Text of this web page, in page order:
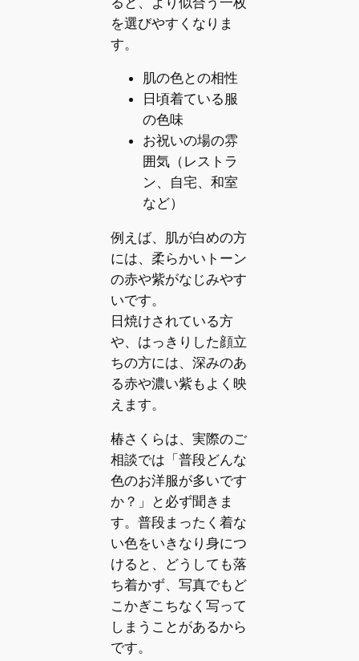
を選びやすくなりま
す。
肌の色との相性
日頃着ている服
の色味
お祝いの場の雰
囲気（レストラ
ン、自宅、和室
など）
例えば、肌が白めの方
には、柔らかいトーン
の赤や紫がなじみやす
いです。
日焼けされている方
や、はっきりした顔立
ちの方には、深みのあ
る赤や濃い紫もよく映
えます。
椿さくらは、実際のご
相談では「普段どんな
色のお洋服が多いです
か？」と必ず聞きま
す。普段まったく着な
い色をいきなり身につ
けると、どうしても落
ち着かず、写真でもど
こかぎこちなく写って
しまうことがあるから
です。